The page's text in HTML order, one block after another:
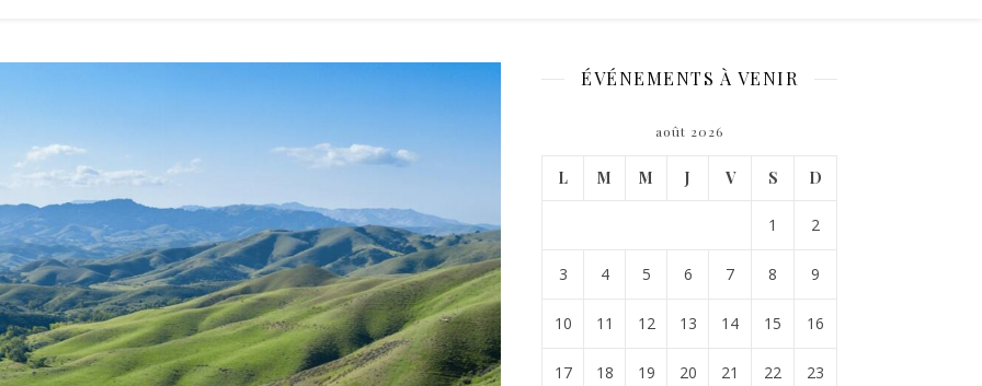
ÉVÉNEMENTS À VENIR
août 2026
L M M J V S D
1 2
3 4 5 6 7 8 9
10 11 12 13 14 15 16
17 18 19 20 21 22 23